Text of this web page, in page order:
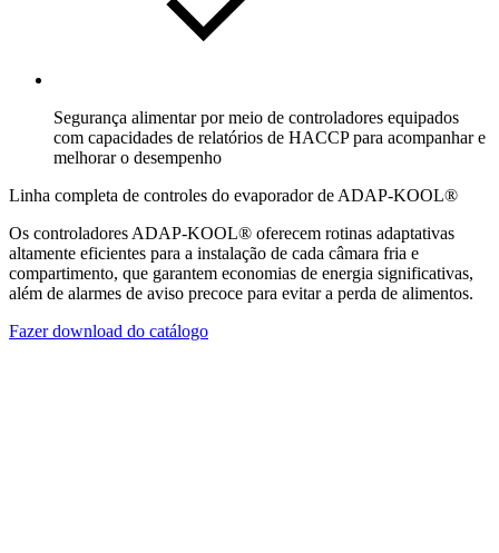
Segurança alimentar por meio de controladores equipados
com capacidades de relatórios de HACCP para acompanhar e
melhorar o desempenho
Linha completa de controles do evaporador de ADAP-KOOL®
Os controladores ADAP-KOOL® oferecem rotinas adaptativas
altamente eficientes para a instalação de cada câmara fria e
compartimento, que garantem economias de energia significativas,
além de alarmes de aviso precoce para evitar a perda de alimentos.
Fazer download do catálogo